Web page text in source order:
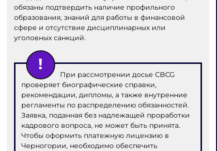
обязаны подтвердить наличие профильного
образования, знаний для работы в финансовой
сфере и отсутствие дисциплинарных или
уголовных санкций.
При рассмотрении досье CBCG
проверяет биографические справки,
рекомендации, дипломы, а также внутренние
регламенты по распределению обязанностей.
Заявка, поданная без надлежащей проработки
кадрового вопроса, не может быть принята.
Чтобы оформить платежную лицензию в
Черногории, необходимо обеспечить